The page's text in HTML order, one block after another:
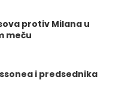
protiv Milana u
meču
i predsednika